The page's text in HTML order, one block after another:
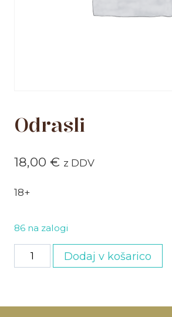
Odrasli
18,00 € z DDV
18+
86 na zalogi
Odrasli
količina
Dodaj v košarico